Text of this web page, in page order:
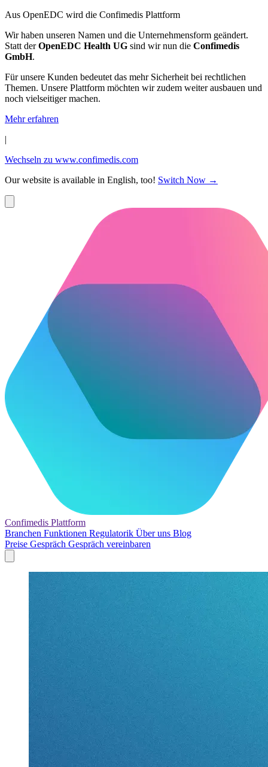
Aus OpenEDC wird die Confimedis Plattform
Wir haben unseren Namen und die Unternehmensform geändert.
Statt derOpenEDC Health UG sind wir nun die Confimedis
GmbH.
Für unsere Kunden bedeutet das mehr Sicherheit bei rechtlichen
Themen. Unsere Plattform möchten wir zudem weiter ausbauen und
noch vielseitiger machen.
Mehr erfahren
|
Wechseln zu www.confimedis.com
Our website is available in English, too! Switch Now →
Confimedis Plattform
Branchen Funktionen Regulatorik Über uns Blog
Preise Gespräch Gespräch vereinbaren